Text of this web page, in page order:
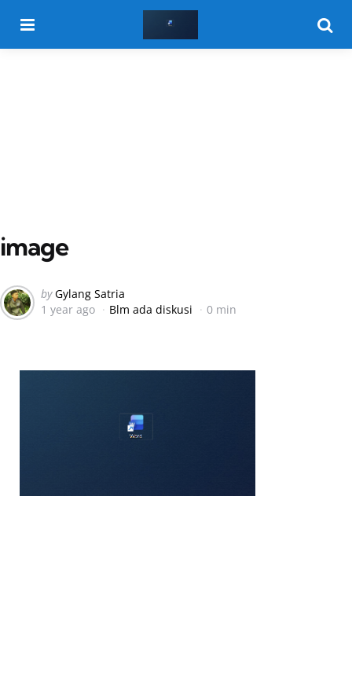
image
Posted
by
by Gylang Satria
1 year ago
Blm ada diskusi 0 min